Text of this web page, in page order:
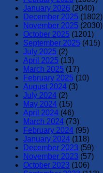
January 2026 (2040)
December 2025 (1802)
November 2025 (2030)
October 2025 (1201)
September 2025 (415)
July 2025 (2)
April 2025 (13)
March 2025 (17)
February 2025 (10)
August 2024 (3)
July 2024 (2)
May 2024 (15)
April 2024 (46)
March 2024 (73)
February 2024 (95)
January 2024 (118)
December 2023 (59)
November 2023 (57)
October 2023 (106)